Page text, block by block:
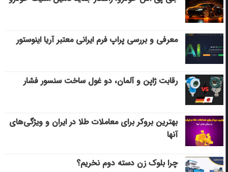
معرفی و بررسی پراپ فرم ایرانی معتبر آریا اینوستور
رقابت ژاپن و آلمان، دو غول ساخت سنسور فشار
بهترین بروکر برای معاملات طلا در ایران و ویژگی‌های
آنها
چرا بلوک زن دسته دوم نخریم؟